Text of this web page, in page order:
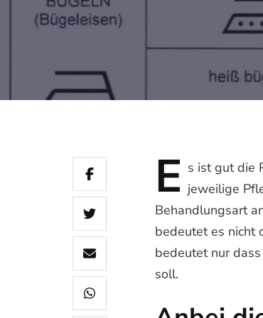
E s ist gut die
jeweilige
Behandlungsart
bedeutet es nicht
bedeutet nur
soll.